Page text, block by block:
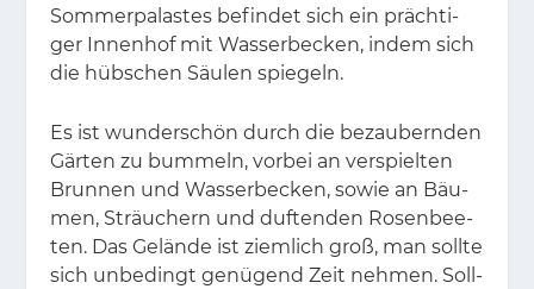
Som­mer­pa­las­tes be­fin­det sich ein präch­ti­
ger In­nen­hof mit Was­ser­be­cken, in­dem sich
die hüb­schen Säu­len spie­geln.
Es ist wun­der­schön durch die be­zau­bern­den
Gär­ten zu bum­meln, vor­bei an ver­spiel­ten
Brun­nen und Was­ser­be­cken, so­wie an Bäu­
men, Sträu­chern und duf­ten­den Ro­sen­bee­
ten. Das Ge­län­de ist ziem­lich groß, man soll­te
sich un­be­dingt ge­nü­gend Zeit neh­men. Soll­